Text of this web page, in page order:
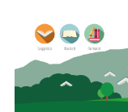
content